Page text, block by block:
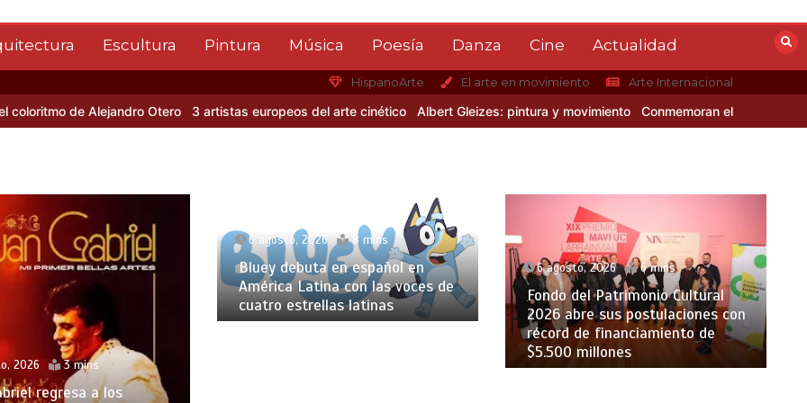
Escultura Pintura Música Poesía Danza Cine Actualidad
HispanoArte El arte en movimiento Arte Internacional
de Alejandro Otero 3 artistas europeos del arte cinético Albert Gleizes: pintura y movimiento Conmemoran el centenario del
2026 3 mins
regresa a los
6 agosto, 2026 8 mins
Bluey debuta en español en
América Latina con las voces de
cuatro estrellas latinas
6 agosto, 2026 6 mins
Fondo del Patrimonio Cultural
2026 abre sus postulaciones con
récord de financiamiento de
$5.500 millones